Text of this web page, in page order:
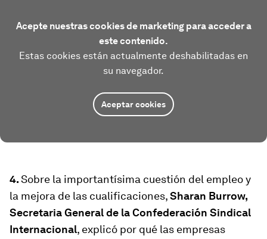
Acepte nuestras cookies de marketing para acceder a
este contenido.
Estas cookies están actualmente deshabilitadas en
su navegador.
Aceptar cookies
4.Sobre la importantísima cuestión del empleo y
la mejora de las cualificaciones,Sharan Burrow,
Secretaria General de la Confederación Sindical
Internacional, explicó por qué las empresas